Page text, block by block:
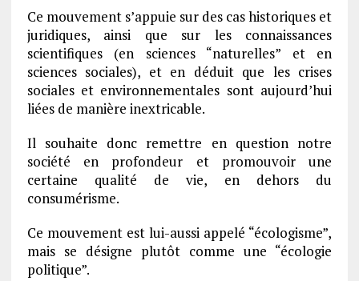
Ce mouvement s’appuie sur des cas historiques et
juridiques, ainsi que sur les connaissances
scientifiques (en sciences “naturelles” et en
sciences sociales), et en déduit que les crises
sociales et environnementales sont aujourd’hui
liées de manière inextricable.
Il souhaite donc remettre en question notre
société en profondeur et promouvoir une
certaine qualité de vie, en dehors du
consumérisme.
Ce mouvement est lui-aussi appelé “écologisme”,
mais se désigne plutôt comme une “écologie
politique”.